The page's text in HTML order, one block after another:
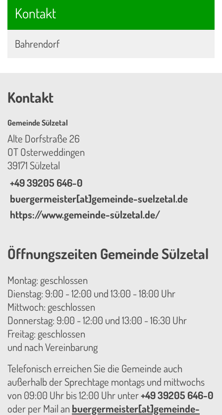
Kontakt
Bahrendorf
Kontakt
Gemeinde Sülzetal
Alte Dorfstraße 26
OT Osterweddingen
39171 Sülzetal
+49 39205 646-0
buergermeister[at]gemeinde-suelzetal.de
https://www.gemeinde-sülzetal.de/
Öffnungszeiten Gemeinde Sülzetal
Montag: geschlossen
Dienstag: 9:00 - 12:00 und 13:00 - 18:00 Uhr
Mittwoch: geschlossen
Donnerstag: 9:00 - 12:00 und 13:00 - 16:30 Uhr
Freitag: geschlossen
und nach Vereinbarung
Telefonisch erreichen Sie die Gemeinde auch
außerhalb der Sprechtage montags und mittwochs
von 09:00 Uhr bis 12:00 Uhr unter+49 39205 646-0
oder per Mail an buergermeister[at]gemeinde-